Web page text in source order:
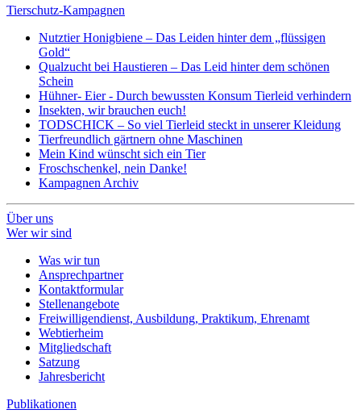
Tierschutz-Kampagnen
Nutztier Honigbiene – Das Leiden hinter dem „flüssigen
Gold“
Qualzucht bei Haustieren – Das Leid hinter dem schönen
Schein
Hühner- Eier - Durch bewussten Konsum Tierleid verhindern
Insekten, wir brauchen euch!
TODSCHICK – So viel Tierleid steckt in unserer Kleidung
Tierfreundlich gärtnern ohne Maschinen
Mein Kind wünscht sich ein Tier
Froschschenkel, nein Danke!
Kampagnen Archiv
Über uns
Wer wir sind
Was wir tun
Ansprechpartner
Kontaktformular
Stellenangebote
Freiwilligendienst, Ausbildung, Praktikum, Ehrenamt
Webtierheim
Mitgliedschaft
Satzung
Jahresbericht
Publikationen